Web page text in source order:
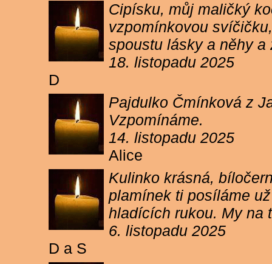
Cipísku, můj maličký
vzpomínkovou
spoustu lásky a něhy
18. listopadu 2025
D
Pajdulko Čmínková z
Vzpomínáme.
14. listopadu 2025
Alice
Kulinko krásná,
plamínek ti posíláme
hladících rukou. My na
6. listopadu 2025
D a S